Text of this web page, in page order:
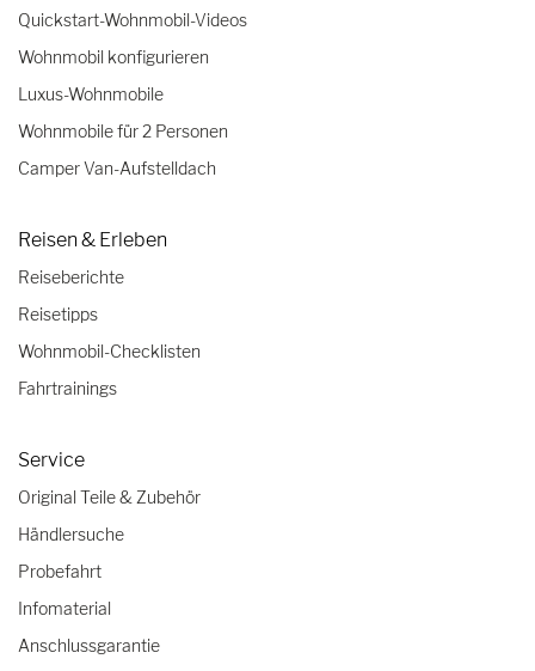
Quickstart-Wohnmobil-Videos
Wohnmobil konfigurieren
Luxus-Wohnmobile
Wohnmobile für 2 Personen
Camper Van-Aufstelldach
Reisen & Erleben
Reiseberichte
Reisetipps
Wohnmobil-Checklisten
Fahrtrainings
Service
Original Teile & Zubehör
Händlersuche
Probefahrt
Infomaterial
Anschlussgarantie